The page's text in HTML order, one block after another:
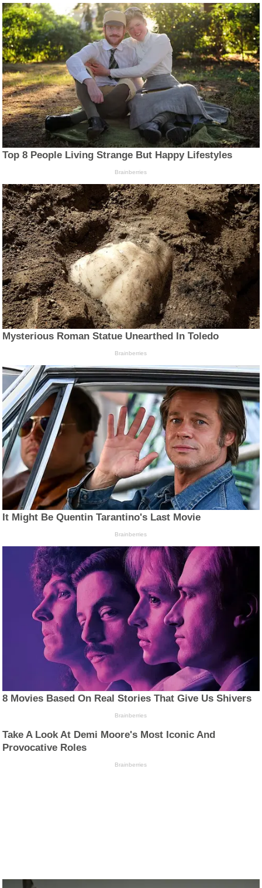
Top 8 People Living Strange But Happy Lifestyles
Brainberries
Mysterious Roman Statue Unearthed In Toledo
Brainberries
It Might Be Quentin Tarantino's Last Movie
Brainberries
8 Movies Based On Real Stories That Give Us Shivers
Brainberries
Take A Look At Demi Moore's Most Iconic And
Provocative Roles
Brainberries